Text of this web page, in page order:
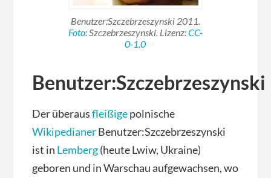
Benutzer:Szczebrzeszynski 2011.
Foto: Szczebrzeszynski. Lizenz:CC-
0-1.0
Benutzer:Szczebrzeszynski
Der überausfleißigepolnische
WikipedianerBenutzer:Szczebrzeszynski
ist in Lemberg(heute Lwiw, Ukraine)
geboren und in Warschau aufgewachsen, wo